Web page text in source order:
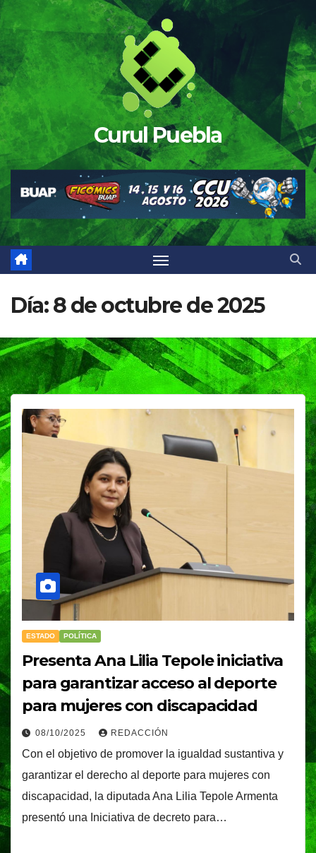
Saltar
al
contenido
Curul Puebla
Día:8 de octubre de 2025
ESTADO POLÍTICA
Presenta Ana Lilia Tepole iniciativa
para garantizar acceso al deporte
para mujeres con discapacidad
08/10/2025 REDACCIÓN
Con el objetivo de promover la igualdad sustantiva y
garantizar el derecho al deporte para mujeres con
discapacidad, la diputada Ana Lilia Tepole Armenta
presentó una Iniciativa de decreto para…